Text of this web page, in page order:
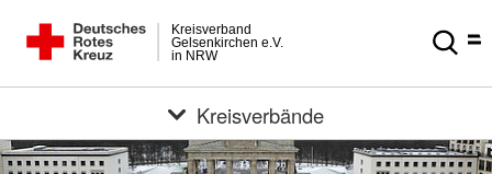
in NRW
Gelsenkirchen e.V.
Kreisverband
Kreisverbände